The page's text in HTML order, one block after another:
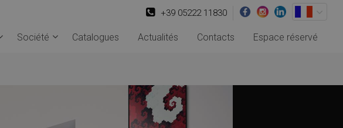
Société Catalogues Actualités Contacts Espace réservé
+39 05222 11830